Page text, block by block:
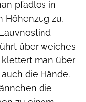
pfadlos in
Höhenzug zu,
über weiches
klettert man über
die Hände.
die